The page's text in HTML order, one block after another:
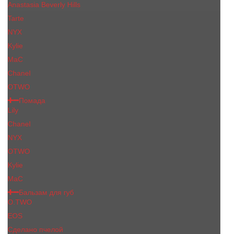
Anastasia Beverly Hills
Tarte
NYX
Kylie
MaC
Сhanеl
OTWO
Помада
Lily
Chanel
NYX
OTWO
Kylie
МаС
Бальзам для губ
O.TWO
EOS
Сделано пчелой